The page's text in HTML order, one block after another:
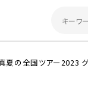
夏の全国ツアー2023